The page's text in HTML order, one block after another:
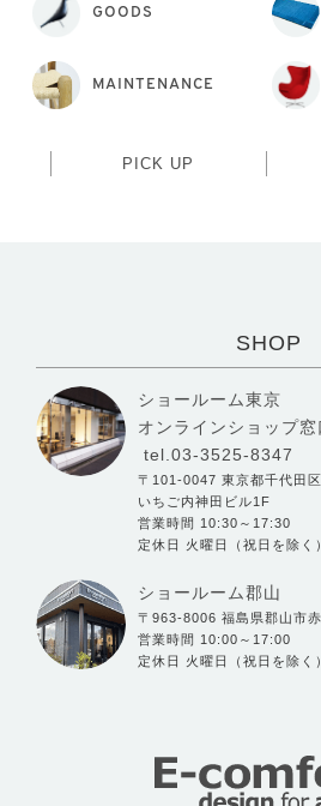
GOODS
MAINTENANCE
PICK UP
SHOP
ショールーム東京
オンラインショップ窓
tel.03-3525-8347
〒101-0047 東京都千代田
いちご内神田ビル1F
営業時間 10:30～17:30
定休日 火曜日（祝日を除く
ショールーム郡山
〒963-8006 福島県郡山市
営業時間 10:00～17:00
定休日 火曜日（祝日を除く